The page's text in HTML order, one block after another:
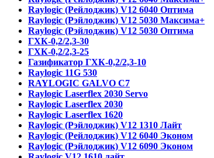
Raylogic (Рейлоджик) V12 6040 Оптима
Raylogic (Рэйлоджик) V12 5030 Максима+
Raylogic (Рэйлоджик) V12 5030 Оптима
ГХК-0,2/2,3-30
ГХК-0,2/2,3-25
Газификатор ГХК-0,2/2,3-10
Raylogic 11G 530
RAYLOGIC GALVO С7
Raylogic Laserflex 2030 Servo
Raylogic Laserflex 2030
Raylogic Laserflex 1620
Raylogic (Рэйлоджик) V12 1310 Лайт
Raylogic (Рейлоджик) V12 6040 Эконом
Raylogic (Рэйлоджик) V12 6090 Эконом